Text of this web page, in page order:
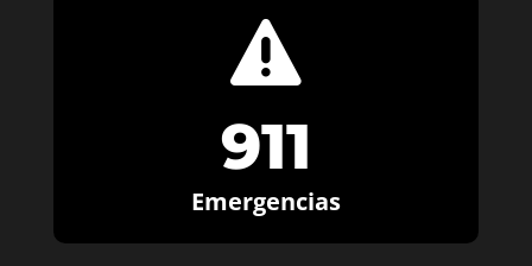

911
Emergencias